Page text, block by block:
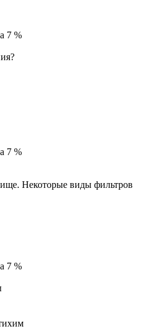
7 %
7 %
Некоторые виды фильтров
7 %